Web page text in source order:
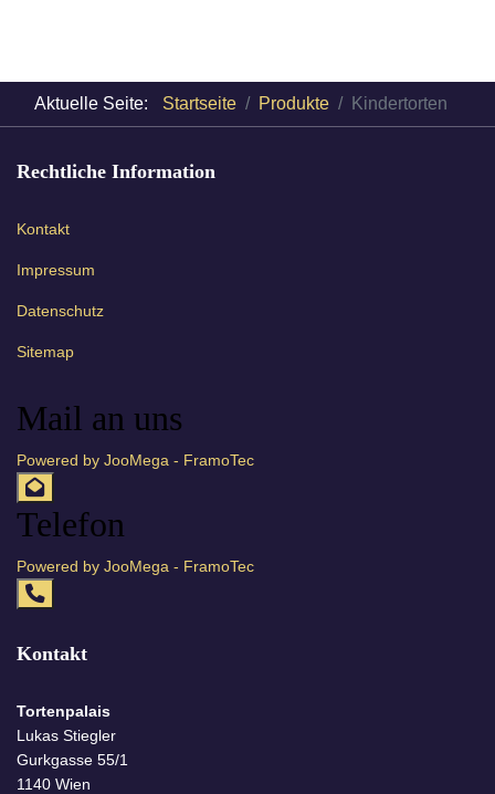
Aktuelle Seite: Startseite Produkte Kindertorten
Rechtliche Information
Kontakt
Impressum
Datenschutz
Sitemap
Mail an uns
Powered by JooMega - FramoTec
Telefon
Powered by JooMega - FramoTec
Kontakt
Tortenpalais
Lukas Stiegler
Gurkgasse 55/1
1140 Wien